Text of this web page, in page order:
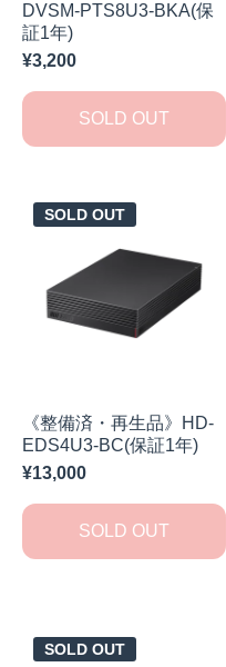
DVSM-PTS8U3-BKA(保
証1年)
¥3,200
SOLD OUT
SOLD OUT
《整備済・再生品》HD-
EDS4U3-BC(保証1年)
¥13,000
SOLD OUT
SOLD OUT